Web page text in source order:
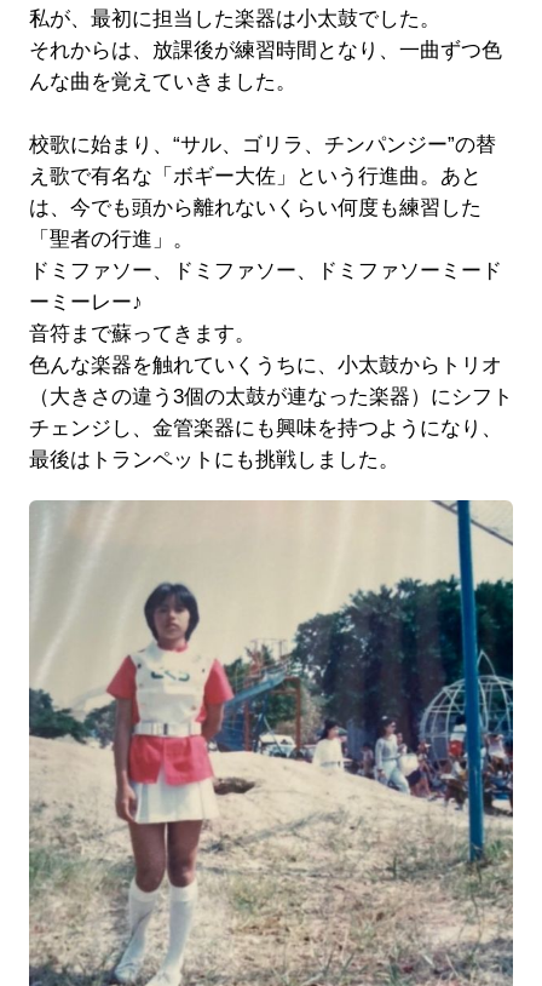
私が、最初に担当した楽器は小太鼓でした。
それからは、放課後が練習時間となり、一曲ずつ色
んな曲を覚えていきました。
校歌に始まり、“サル、ゴリラ、チンパンジー”の替
え歌で有名な「ボギー大佐」という行進曲。あと
は、今でも頭から離れないくらい何度も練習した
「聖者の行進」。
ドミファソー、ドミファソー、ドミファソーミード
ーミーレー♪
音符まで蘇ってきます。
色んな楽器を触れていくうちに、小太鼓からトリオ
（大きさの違う3個の太鼓が連なった楽器）にシフト
チェンジし、金管楽器にも興味を持つようになり、
最後はトランペットにも挑戦しました。